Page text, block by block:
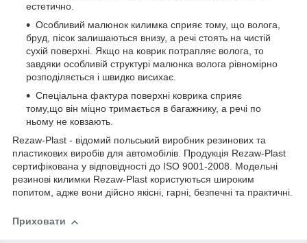
естетично.
Особливий малюнок килимка сприяє тому, що волога,
бруд, пісок залишаються внизу, а речі стоять на чистій
сухій поверхні. Якщо на коврик потрапляє волога, то
завдяки особливій структурі малюнка волога рівномірно
розподіляється і швидко висихає.
Спеціальна фактура поверхні коврика сприяє
тому,що він міцно тримається в багажнику, а речі по
ньому не ковзають.
Rezaw-Plast - відомий польський виробник резинових та
пластикових виробів для автомобілів. Продукція Rezaw-Plast
сертифікована у відповідності до ISO 9001-2008. Модельні
резинові килимки Rezaw-Plast користуються широким
попитом, адже вони дійсно якісні, гарні, безпечні та практичні.
Приховати